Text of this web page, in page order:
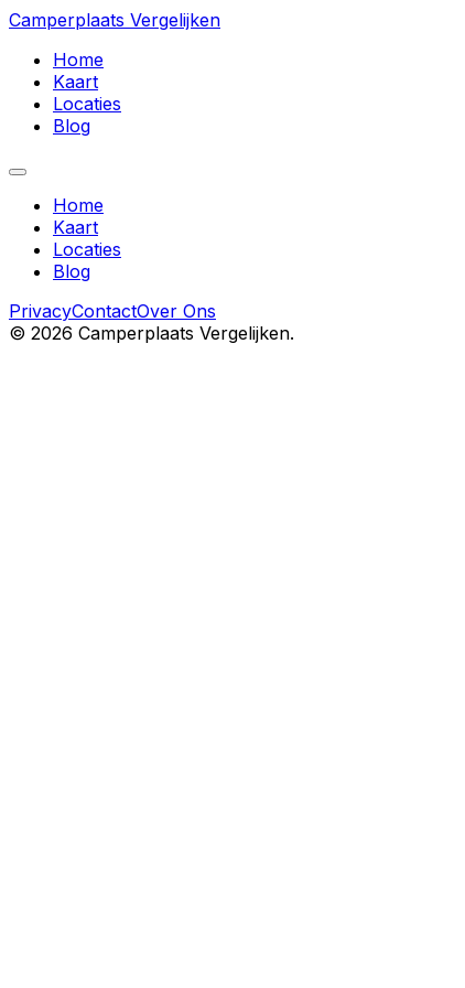
Camperplaats Vergelijken
Home
Kaart
Locaties
Blog
Home
Kaart
Locaties
Blog
PrivacyContactOver Ons
© 2026 Camperplaats Vergelijken.